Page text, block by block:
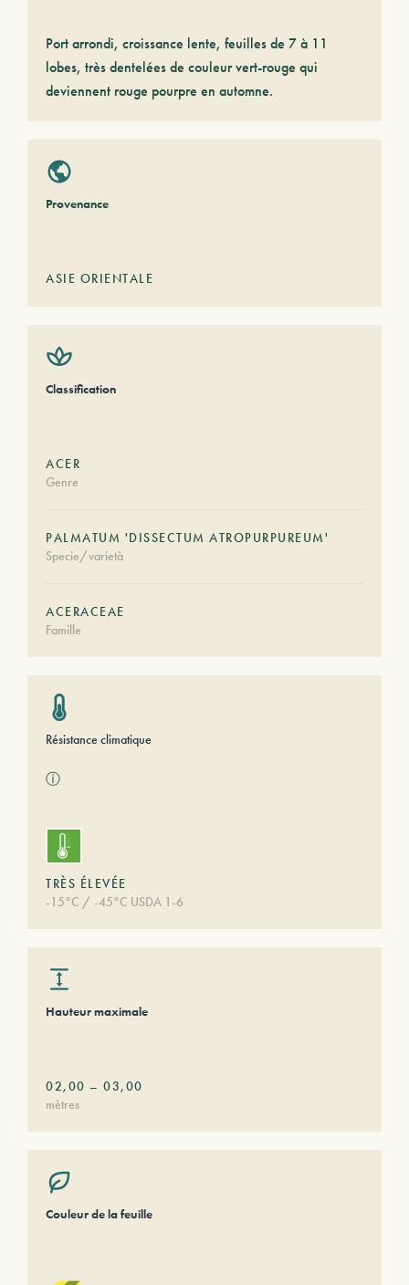
Port arrondi, croissance lente, feuilles de 7 à 11
lobes, très dentelées de couleur vert-rouge qui
deviennent rouge pourpre en automne.
Provenance
ASIE ORIENTALE
Classification
ACER
Genre
PALMATUM 'DISSECTUM ATROPURPUREUM'
Specie/varietà
ACERACEAE
Famille
Résistance climatique
ⓘ
TRÈS ÉLEVÉE
-15°C / -45°C USDA 1-6
Hauteur maximale
02,00 – 03,00
mètres
Couleur de la feuille